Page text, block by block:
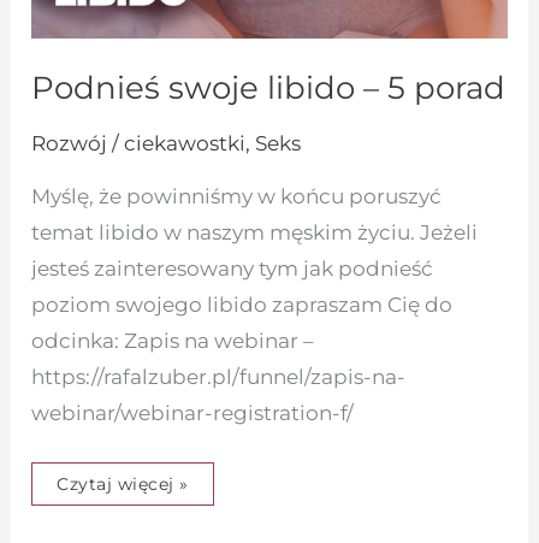
Podnieś swoje libido – 5 porad
Rozwój / ciekawostki, Seks
Myślę, że powinniśmy w końcu poruszyć
temat libido w naszym męskim życiu. Jeżeli
jesteś zainteresowany tym jak podnieść
poziom swojego libido zapraszam Cię do
odcinka: Zapis na webinar –
https://rafalzuber.pl/funnel/zapis-na-
webinar/webinar-registration-f/
Czytaj więcej »